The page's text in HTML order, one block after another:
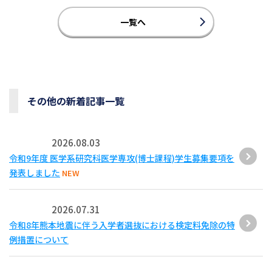
一覧へ
その他の新着記事一覧
2026.08.03
令和9年度 医学系研究科医学専攻(博士課程)学生募集要項を
発表しました NEW
2026.07.31
令和8年熊本地震に伴う入学者選抜における検定料免除の特
例措置について